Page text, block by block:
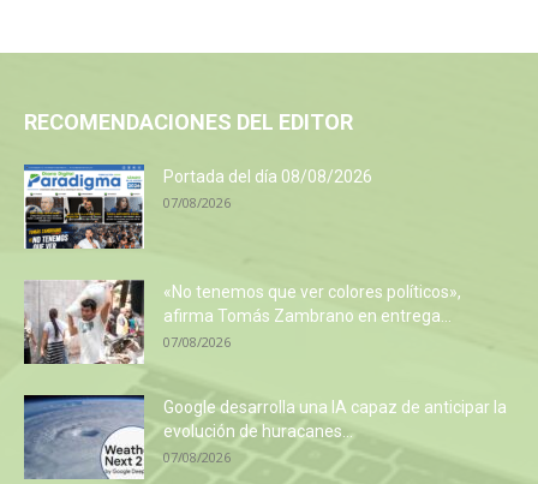
RECOMENDACIONES DEL EDITOR
Portada del día 08/08/2026
07/08/2026
«No tenemos que ver colores políticos»,
afirma Tomás Zambrano en entrega...
07/08/2026
Google desarrolla una IA capaz de anticipar la
evolución de huracanes...
07/08/2026